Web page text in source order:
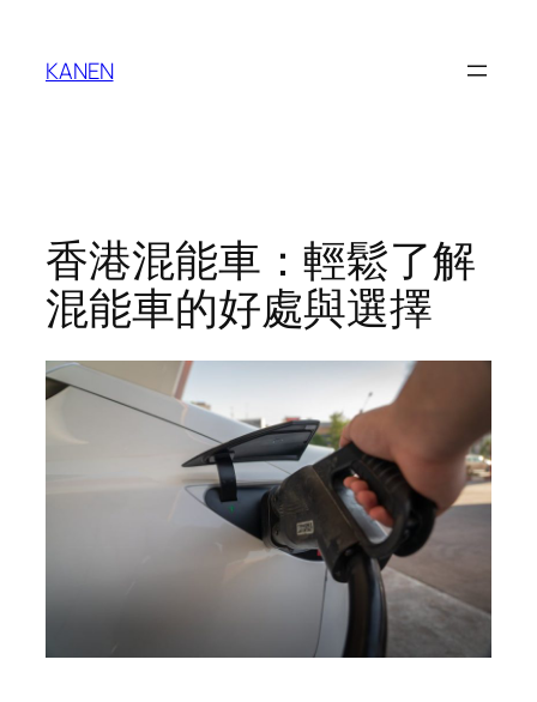
content
KANEN
香港混能車：輕鬆了解
混能車的好處與選擇